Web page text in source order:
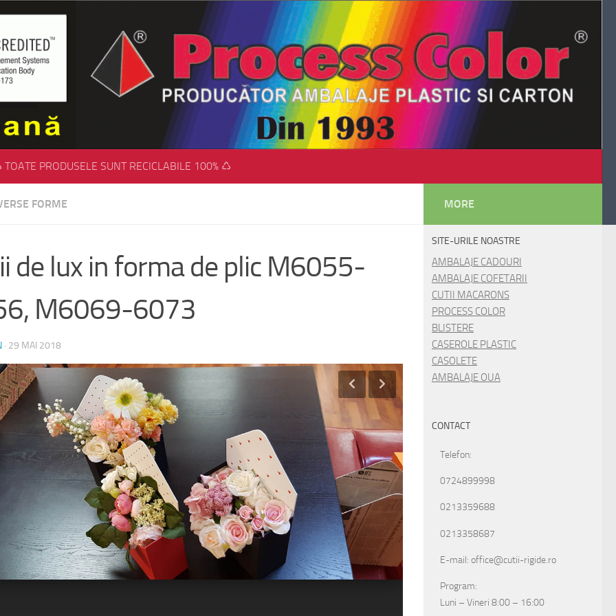
PRODUSELE SUNT RECICLABILE 100% ♺
FORME
de lux in forma de plic M6055-
M6069-6073
· 29 MAI 2018
36 37383940
MORE
SITE-URILE NOASTRE
AMBALAJE CADOURI
AMBALAJE COFETARII
CUTII MACARONS
PROCESS COLOR
BLISTERE
CASEROLE PLASTIC
CASOLETE
AMBALAJE OUA
CONTACT
Telefon:
0724899998
0213359688
0213358687
E-mail: office@cutii-rigide.ro
Program:
Luni – Vineri 8:00 – 16:00